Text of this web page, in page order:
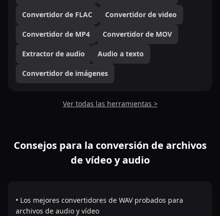
Convertidor de FLAC Convertidor de video
Convertidor de MP4 Convertidor de MOV
Extractor de audio Audio a texto
Convertidor de imágenes
Ver todas las herramientas >
Consejos para la conversión de archivos
de vídeo y audio
• Los mejores convertidores de WAV probados para
archivos de audio y vídeo